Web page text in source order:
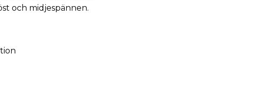
och midjespännen.